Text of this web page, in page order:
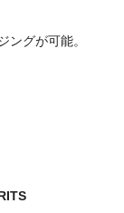
ングが可能。